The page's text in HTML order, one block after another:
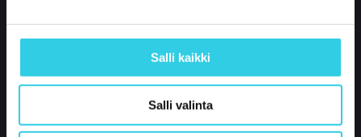
Salli kaikki
Salli valinta
partner@xpoint.fi